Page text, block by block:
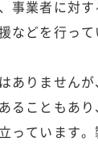
事業者に対
などを行って
ありません
ることもあ
っています